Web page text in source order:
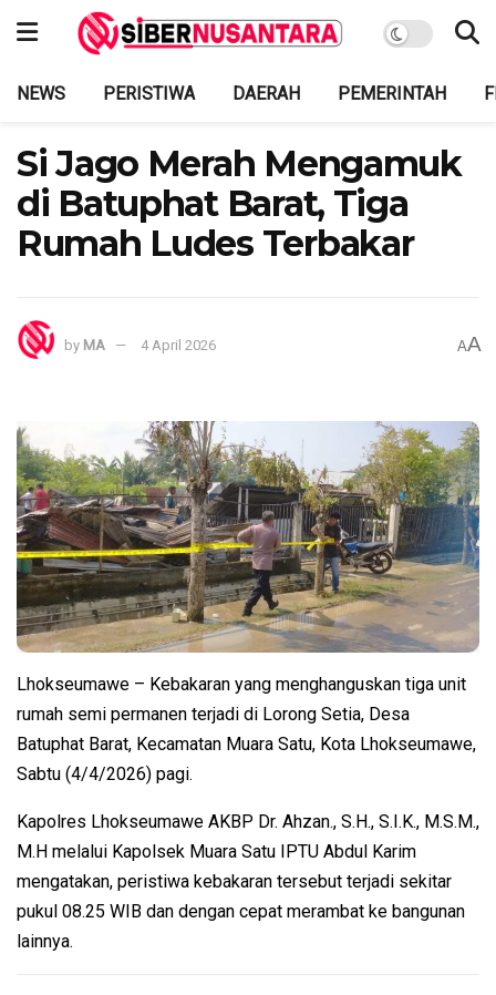
NEWS PERISTIWA DAERAH PEMERINTAH
Si Jago Merah Mengamuk
di Batuphat Barat, Tiga
Rumah Ludes Terbakar
by MA 4 April 2026 AA
Lhokseumawe – Kebakaran yang menghanguskan tiga unit
rumah semi permanen terjadi di Lorong Setia, Desa
Batuphat Barat, Kecamatan Muara Satu, Kota Lhokseumawe,
Sabtu (4/4/2026) pagi.
Kapolres Lhokseumawe AKBP Dr. Ahzan., S.H., S.I.K., M.S.M.,
M.H melalui Kapolsek Muara Satu IPTU Abdul Karim
mengatakan, peristiwa kebakaran tersebut terjadi sekitar
pukul 08.25 WIB dan dengan cepat merambat ke bangunan
lainnya.